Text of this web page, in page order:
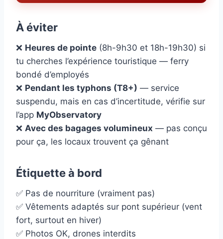
À éviter
❌ Heures de pointe (8h-9h30 et 18h-19h30) si
tu cherches l’expérience touristique — ferry
bondé d’employés
❌ Pendant les typhons (T8+) — service
suspendu, mais en cas d’incertitude, vérifie sur
l’app MyObservatory
❌ Avec des bagages volumineux — pas conçu
pour ça, les locaux trouvent ça gênant
Étiquette à bord
✅ Pas de nourriture (vraiment pas)
✅ Vêtements adaptés sur pont supérieur (vent
fort, surtout en hiver)
✅ Photos OK, drones interdits